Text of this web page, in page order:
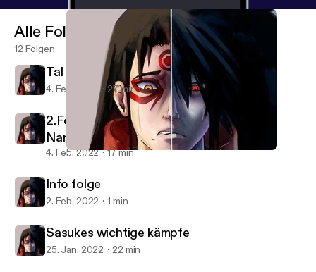
2.Folge des 4. Shinobi Krieges mit Der Naruto Podcast
Alle Folgen
12 Folgen
Tal des Halbtoten
4. Feb. 2022 27 min
2.Folge des 4. Shinobi Krieges mit Der
Naruto Podcast
4. Feb. 2022 17 min
Info folge
2. Feb. 2022 1 min
Sasukes wichtige kämpfe
25. Jan. 2022 22 min